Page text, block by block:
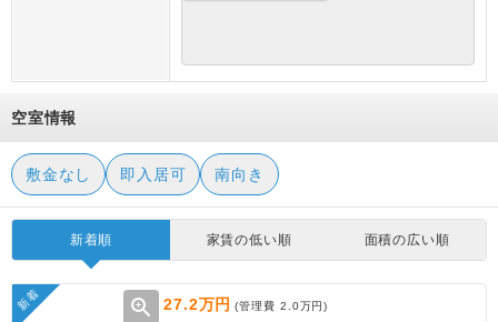
空室情報
敷金なし 即入居可 南向き
新着順 家賃の低い順 面積の広い順
新着 zoom_in 27.2万円 (管理費2.0万円)